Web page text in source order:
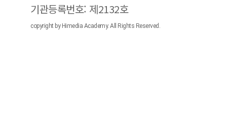
기관등록번호: 제2132호
copyright by Himedia Academy. All Rights Reserved.